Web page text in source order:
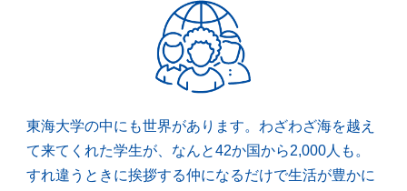
東海大学の中にも世界があります。わざわざ海を越え
て来てくれた学生が、なんと42か国から2,000人も。
すれ違うときに挨拶する仲になるだけで生活が豊かに